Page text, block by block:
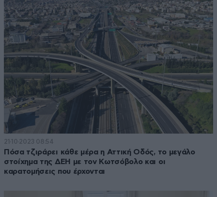
21·10·2023 08:54
Πόσα τζιράρει κάθε μέρα η Αττική Οδός, το μεγάλο
στοίχημα της ΔΕΗ με τον Κωτσόβολο και οι
καρατομήσεις που έρχονται